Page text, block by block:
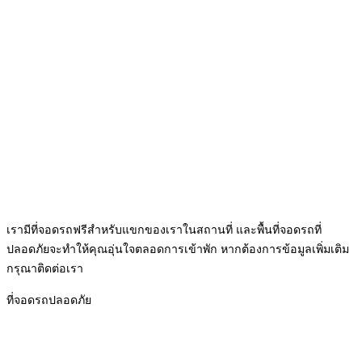
เรามีที่จอดรถฟรีสำหรับแขกของเราในสถานที่ และพื้นที่จอดรถที่
ปลอดภัยจะทำให้คุณอุ่นใจตลอดการเข้าพัก หากต้องการข้อมูลเพิ่มเติม
กรุณาติดต่อเรา
ที่จอดรถปลอดภัย